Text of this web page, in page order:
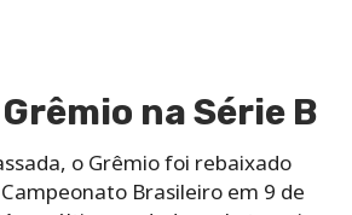
na Série B
o Grêmio foi rebaixado
Brasileiro em 9 de